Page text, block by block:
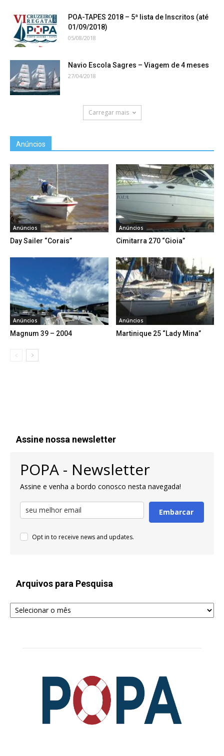
POA-TAPES 2018 – 5ª lista de Inscritos (até
01/09/2018)
05/08/2018
Navio Escola Sagres – Viagem de 4 meses
27/04/2018
Carregar mais
Anúncios
Anúncios
Day Sailer “Corais”
Anúncios
Cimitarra 270 “Gioia”
Anúncios
Magnum 39 – 2004
Anúncios
Martinique 25 “Lady Mina”
Assine nossa newsletter
POPA - Newsletter
Assine e venha a bordo conosco nesta navegada!
Embarcar
Opt in to receive news and updates.
Arquivos para Pesquisa
Arquivos
para